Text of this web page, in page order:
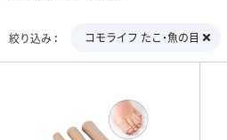
絞り込み コモライフ たこ・魚の目